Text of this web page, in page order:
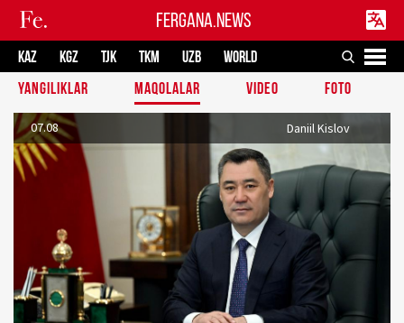
FERGANA.NEWS
KAZ KGZ TJK TKM UZB
WORLD
YANGILIKLAR
MAQOLALAR VIDEO FOTO
07.08 Daniil Kislov